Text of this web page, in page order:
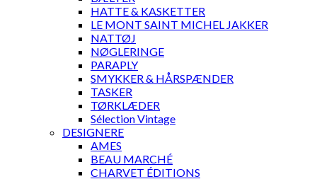
HATTE & KASKETTER
LE MONT SAINT MICHEL JAKKER
NATTØJ
NØGLERINGE
PARAPLY
SMYKKER & HÅRSPÆNDER
TASKER
TØRKLÆDER
Sélection Vintage
DESIGNERE
AMES
BEAU MARCHÉ
CHARVET ÉDITIONS